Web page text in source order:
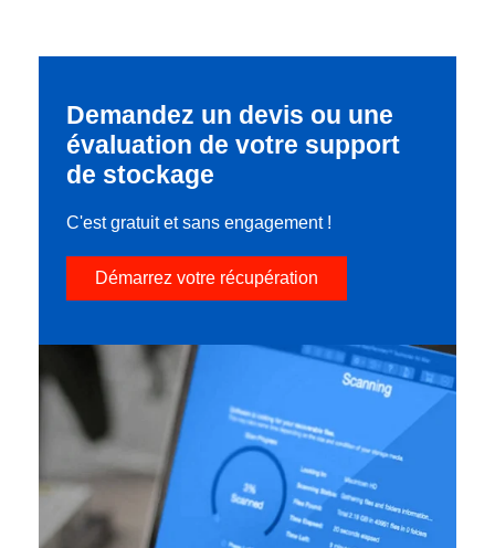
Demandez un devis ou une
évaluation de votre support
de stockage
C'est gratuit et sans engagement !
Démarrez votre récupération